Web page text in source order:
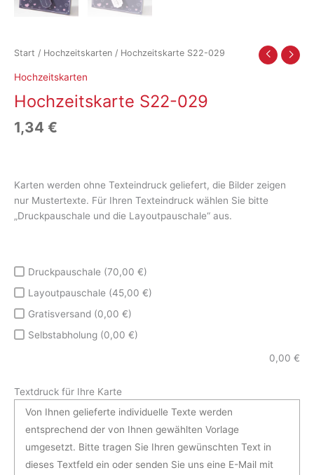
Start / Hochzeitskarten / Hochzeitskarte S22-029
Hochzeitskarten
Hochzeitskarte S22-029
1,34 €
Karten werden ohne Texteindruck geliefert, die Bilder zeigen
nur Mustertexte. Für Ihren Texteindruck wählen Sie bitte
„Druckpauschale und die Layoutpauschale“ aus.
Druckpauschale (70,00 €)
Layoutpauschale (45,00 €)
Gratisversand (0,00 €)
Selbstabholung (0,00 €)
0,00 €
Textdruck für Ihre Karte